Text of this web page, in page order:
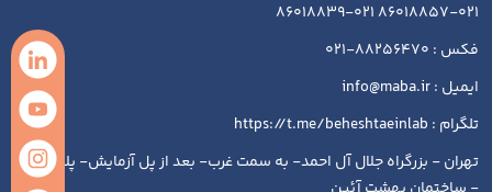
021-86018857 021-86018839
فکس : 88256470-021
ایمیل : info@maba.ir
تلگرام : https://t.me/beheshtaeinlab
تهران - بزرگراه جلال آل احمد- به سمت غرب- بعد از پل آزمایش- پلاک ۱۹۳